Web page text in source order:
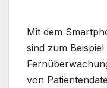
Mit dem
sind zum
von